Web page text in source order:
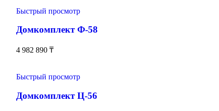
Быстрый просмотр
Домкомплект Ф-58
4 982 890 ₸
Быстрый просмотр
Домкомплект Ц-56